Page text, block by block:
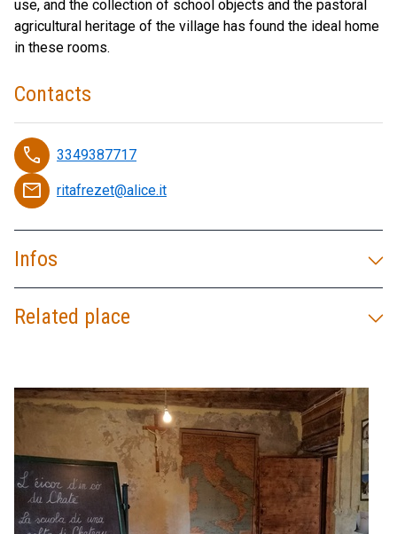
use, and the collection of school objects and the pastoral
agricultural heritage of the village has found the ideal home
in these rooms.
Contacts
phone 3349387717
email ritafrezet@alice.it
Infos
Related place